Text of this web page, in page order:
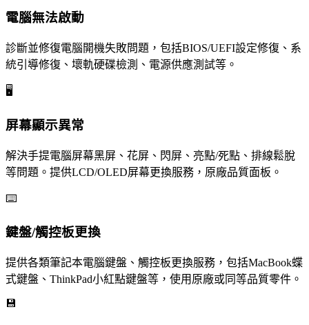
電腦無法啟動
診斷並修復電腦開機失敗問題，包括BIOS/UEFI設定修復、系
統引導修復、壞軌硬碟檢測、電源供應測試等。
🖥️
屏幕顯示異常
解決手提電腦屏幕黑屏、花屏、閃屏、亮點/死點、排線鬆脫
等問題。提供LCD/OLED屏幕更換服務，原廠品質面板。
⌨️
鍵盤/觸控板更換
提供各類筆記本電腦鍵盤、觸控板更換服務，包括MacBook蝶
式鍵盤、ThinkPad小紅點鍵盤等，使用原廠或同等品質零件。
💾